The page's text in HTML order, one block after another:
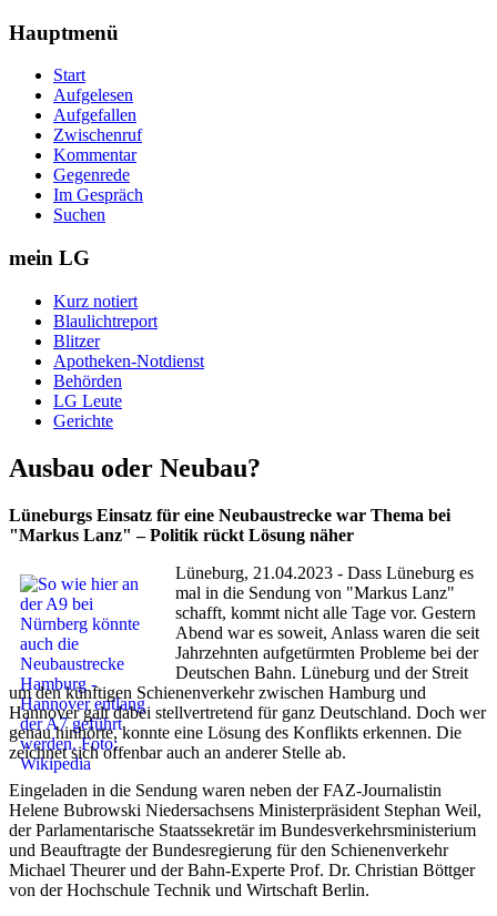
Hauptmenü
Start
Aufgelesen
Aufgefallen
Zwischenruf
Kommentar
Gegenrede
Im Gespräch
Suchen
mein LG
Kurz notiert
Blaulichtreport
Blitzer
Apotheken-Notdienst
Behörden
LG Leute
Gerichte
Ausbau oder Neubau?
Lüneburgs Einsatz für eine Neubaustrecke war Thema bei
"Markus Lanz" – Politik rückt Lösung näher
Lüneburg, 21.04.2023 - Dass Lüneburg es
mal in die Sendung von "Markus Lanz"
schafft, kommt nicht alle Tage vor. Gestern
Abend war es soweit, Anlass waren die seit
Jahrzehnten aufgetürmten Probleme bei der
Deutschen Bahn. Lüneburg und der Streit
um den künftigen Schienenverkehr zwischen Hamburg und
Hannover galt dabei stellvertretend für ganz Deutschland. Doch wer
genau hinhörte, konnte eine Lösung des Konflikts erkennen. Die
zeichnet sich offenbar auch an anderer Stelle ab.
Eingeladen in die Sendung waren neben der FAZ-Journalistin
Helene Bubrowski Niedersachsens Ministerpräsident Stephan Weil,
der Parlamentarische Staatssekretär im Bundesverkehrsministerium
und Beauftragte der Bundesregierung für den Schienenverkehr
Michael Theurer und der Bahn-Experte Prof. Dr. Christian Böttger
von der Hochschule Technik und Wirtschaft Berlin.